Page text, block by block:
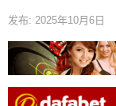
发布: 2025年10月6日